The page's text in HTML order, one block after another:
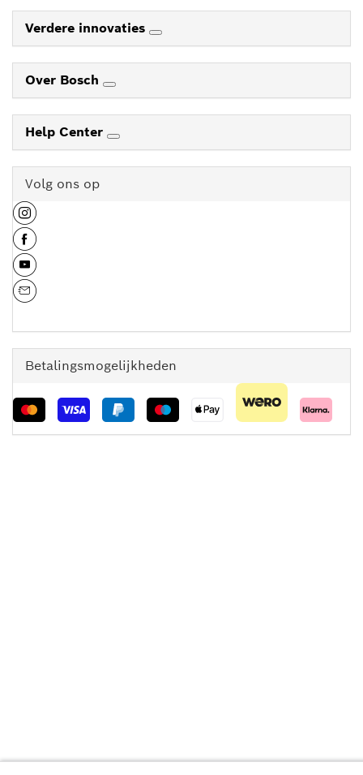
Verdere innovaties
Over Bosch
Help Center
Volg ons op
Betalingsmogelijkheden